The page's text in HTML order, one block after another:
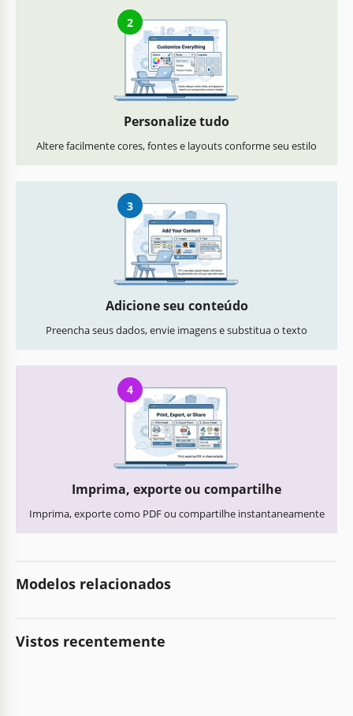
2
Personalize tudo
Altere facilmente cores, fontes e layouts conforme seu estilo
3
Adicione seu conteúdo
Preencha seus dados, envie imagens e substitua o texto
4
Imprima, exporte ou compartilhe
Imprima, exporte como PDF ou compartilhe instantaneamente
Modelos relacionados
Vistos recentemente